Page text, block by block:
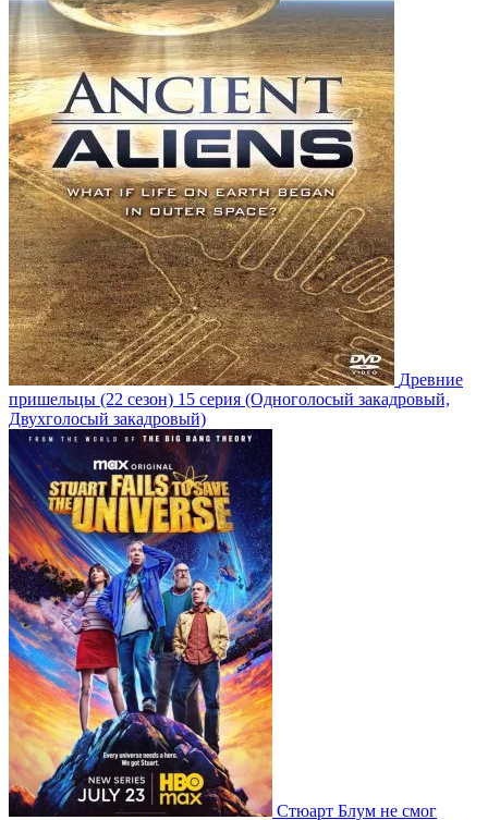
Древние
пришельцы (22 сезон) 15 серия (Одноголосый закадровый,
Двухголосый закадровый)
Стюарт Блум не смог